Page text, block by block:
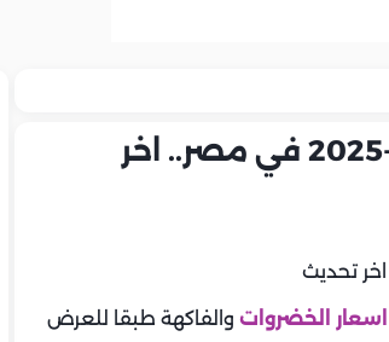
أسعار الخضروات والفاكهة اليوم | الثلاثاء 17-6-2025 في مصر.. اخر
اسعار الخضروات والفاكهة طبقا للعرض